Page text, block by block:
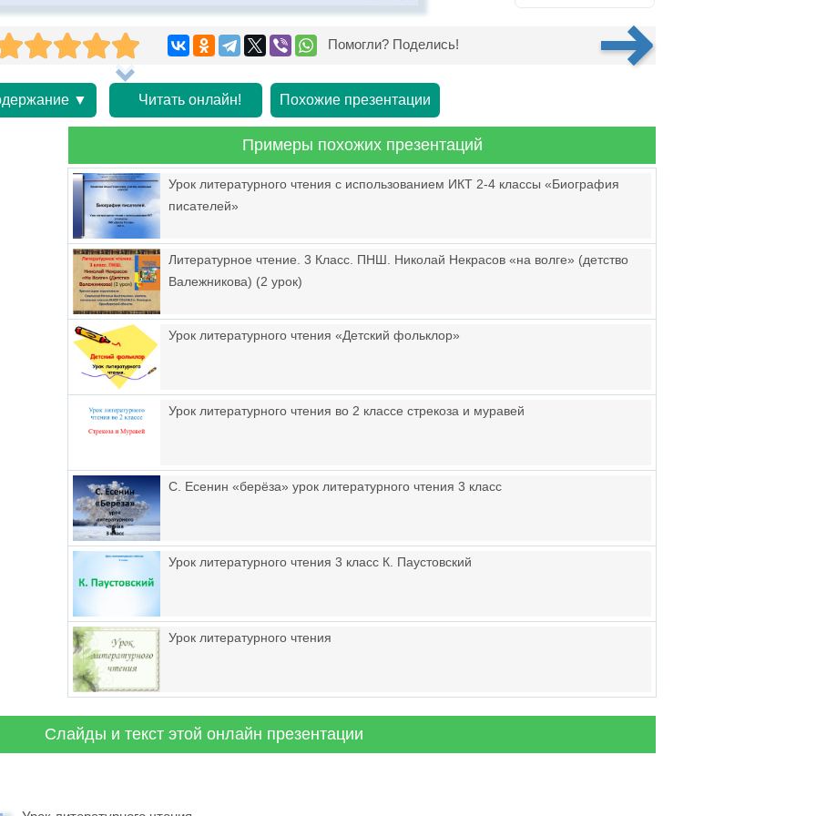
Помогли? Поделись!
▼ Читать онлайн! Похожие презентации
Примеры похожих презентаций
Урок литературного чтения с использованием ИКТ 2-4 классы «Биография
писателей»
Литературное чтение. 3 Класс. ПНШ. Николай Некрасов «на волге» (детство
Валежникова) (2 урок)
Урок литературного чтения «Детский фольклор»
Урок литературного чтения во 2 классе стрекоза и муравей
С. Есенин «берёза» урок литературного чтения 3 класс
Урок литературного чтения 3 класс К. Паустовский
Урок литературного чтения
Слайды и текст этой онлайн презентации